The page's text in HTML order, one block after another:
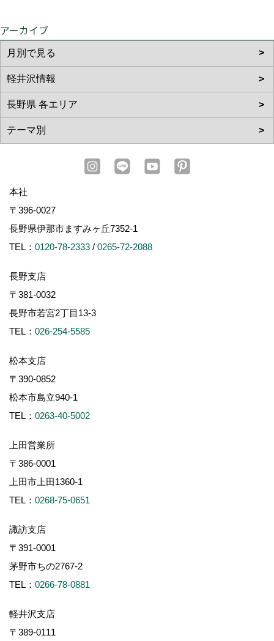
アーカイブ
本社
〒396-0027
長野県伊那市ますみヶ丘7352-1
TEL： 0120-78-2333 / 0265-72-2088
長野支店
〒381-0032
長野市若宮2丁目13-3
TEL： 026-254-5585
松本支店
〒390-0852
松本市島立940-1
TEL： 0263-40-5002
上田営業所
〒386-0001
上田市上田1360-1
TEL： 0268-75-0651
諏訪支店
〒391-0001
茅野市ちの2767-2
TEL： 0266-78-0881
軽井沢支店
〒389-0111